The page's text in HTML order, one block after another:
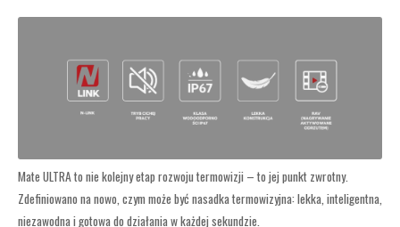
Mate ULTRA to nie kolejny etap rozwoju termowizji – to jej punkt zwrotny.
Zdefiniowano na nowo, czym może być nasadka termowizyjna: lekka, inteligentna,
niezawodna i gotowa do działania w każdej sekundzie.